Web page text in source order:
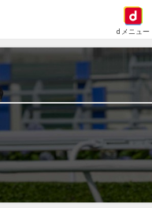
dメニュー